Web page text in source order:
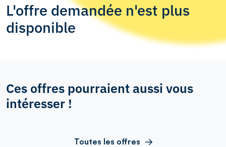
L'offre demandée n'est plus
disponible
Ces offres pourraient aussi vous
intéresser !
Toutes les offres